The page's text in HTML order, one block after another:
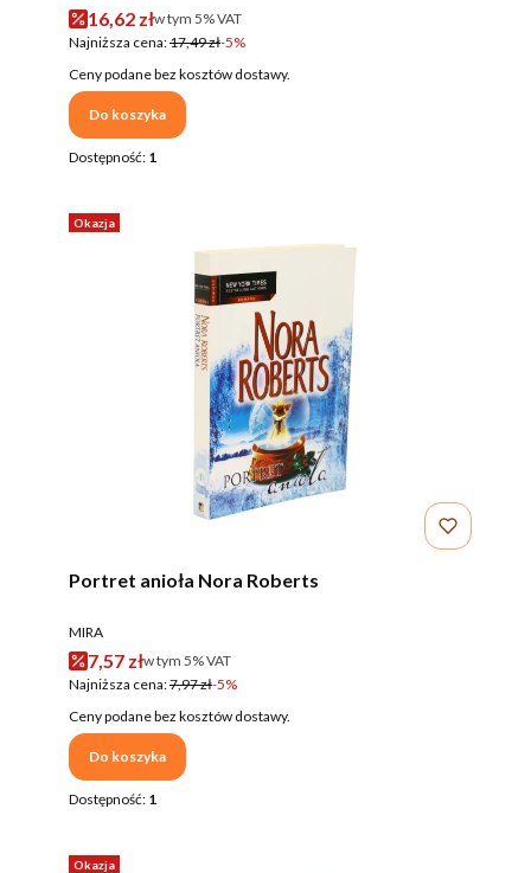
Cena promocyjna brutto
16,62 złw tym %s VAT
w tym 5%VAT
Najniższa cena:17,49 zł-5%
Ceny podane bez kosztów dostawy.
Do koszyka
Dostępność: 1
Okazja
Portret anioła Nora Roberts
PRODUCENT
MIRA
Cena promocyjna brutto
7,57 złw tym %s VAT
w tym 5%VAT
Najniższa cena:7,97 zł-5%
Ceny podane bez kosztów dostawy.
Do koszyka
Dostępność: 1
Okazja